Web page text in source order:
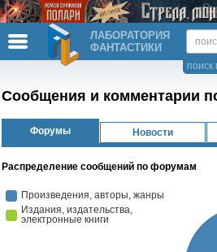
ЛАБОРАТОРИЯ
ФАНТАСТИКИ
поиск
Сообщения и комментарии
Форумы Новости
Распределение сообщений по форумам